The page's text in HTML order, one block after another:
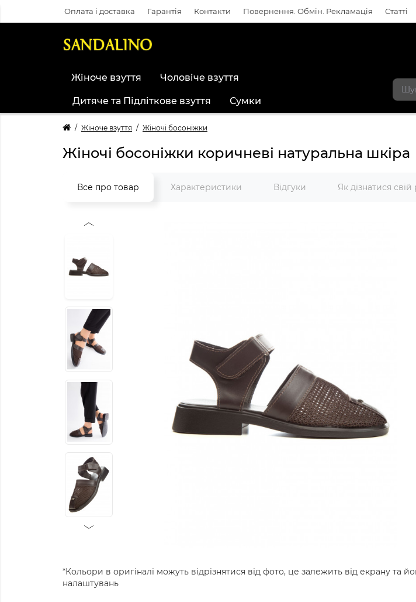
Оплата і доставка Гарантія Контакти Повернення. Обмін. Рекламація Статті
Жіноче взуття Чоловіче взуття
Дитяче та Підліткове взуття Сумки
Жіноче взуття Жіночі босоніжки
Жіночі босоніжки коричневі натуральна шкіра
Все про товар Характеристики Відгуки Як дізнатися свій
*Кольори в оригіналі можуть відрізнятися від фото, це залежить від екрану та
налаштувань